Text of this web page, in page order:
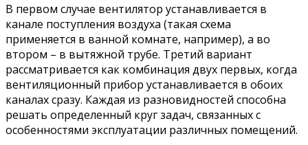
В первом случае вентилятор устанавливается в
канале поступления воздуха (такая схема
применяется в ванной комнате, например), а во
втором – в вытяжной трубе. Третий вариант
рассматривается как комбинация двух первых, когда
вентиляционный прибор устанавливается в обоих
каналах сразу. Каждая из разновидностей способна
решать определенный круг задач, связанных с
особенностями эксплуатации различных помещений.